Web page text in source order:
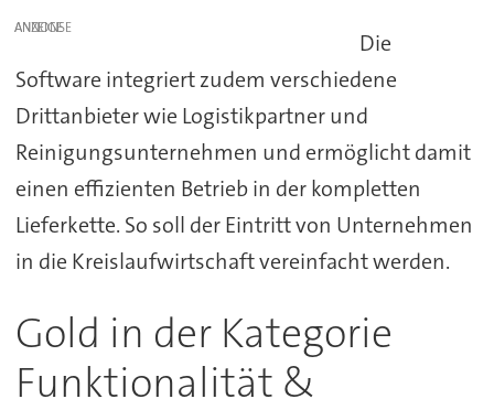
ANZEIGE
Die
Software integriert zudem verschiedene
Drittanbieter wie Logistikpartner und
Reinigungsunternehmen und ermöglicht damit
einen effizienten Betrieb in der kompletten
Lieferkette. So soll der Eintritt von Unternehmen
in die Kreislaufwirtschaft vereinfacht werden.
Gold in der Kategorie
Funktionalität &